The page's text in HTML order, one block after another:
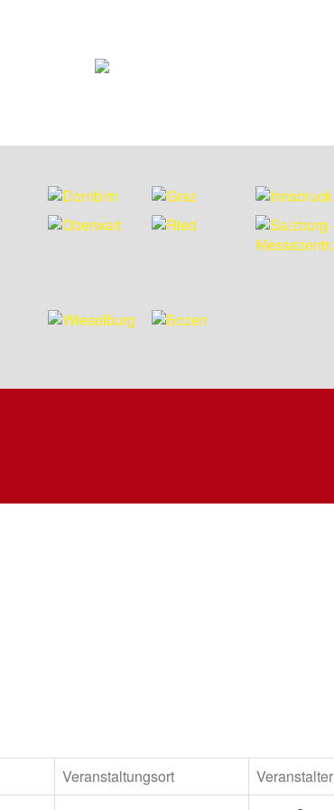
Veranstaltungsort Veranstalter